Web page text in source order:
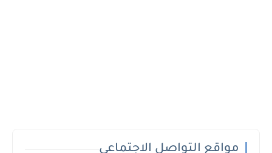
مواقع التواصل الاجتماعي